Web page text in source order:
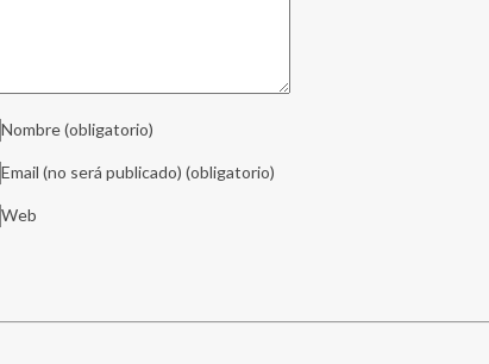
Nombre(obligatorio)
Email (no será publicado) (obligatorio)
Web